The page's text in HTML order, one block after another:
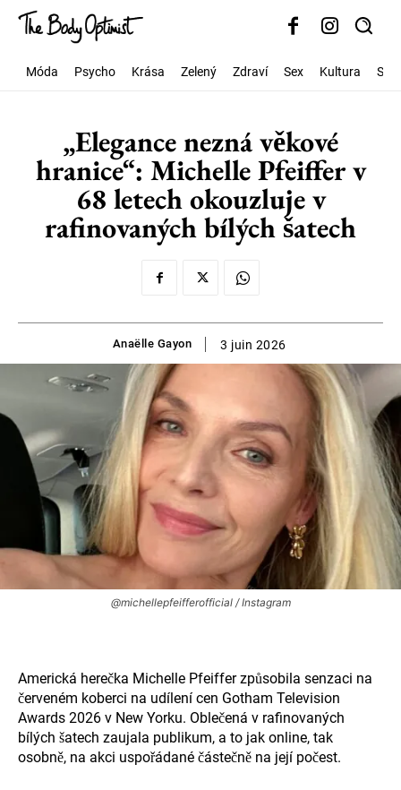
Móda Psycho Krása Zelený Zdraví Sex Kultura
„Elegance nezná věkové
hranice“: Michelle Pfeiffer v
68 letech okouzluje v
rafinovaných bílých šatech
Anaëlle Gayon 3 juin 2026
@michellepfeifferofficial / Instagram
Americká herečka Michelle Pfeiffer způsobila senzaci na
červeném koberci na udílení cen Gotham Television
Awards 2026 v New Yorku. Oblečená v rafinovaných
bílých šatech zaujala publikum, a to jak online, tak
osobně, na akci uspořádané částečně na její počest.